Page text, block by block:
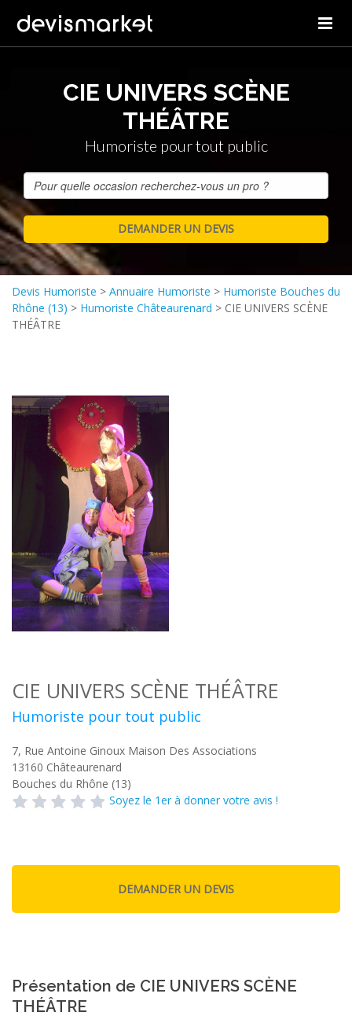
CIE UNIVERS SCÈNE
THÉÂTRE
Humoriste pour tout public
Devis Humoriste > Annuaire Humoriste > Humoriste Bouches du
Rhône (13) > Humoriste Châteaurenard > CIE UNIVERS SCÈNE
THÉÂTRE
CIE UNIVERS SCÈNE THÉÂTRE
Humoriste pour tout public
7, Rue Antoine Ginoux Maison Des Associations
13160 Châteaurenard
Bouches du Rhône (13)
Soyez le 1er à donner votre avis !
Présentation de CIE UNIVERS SCÈNE
THÉÂTRE